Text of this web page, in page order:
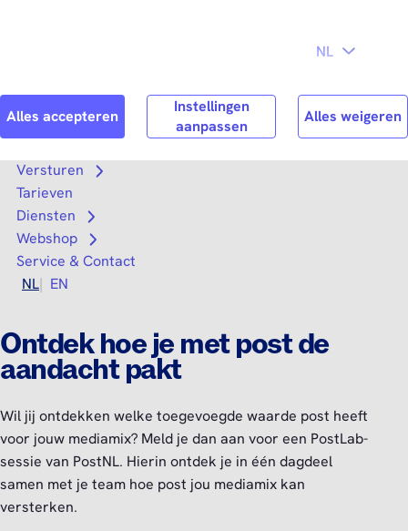
Search Zoek
Versturen
Open submenu
Tarieven
Diensten
Open submenu
Webshop
Open submenu
Service & Contact
NL
EN
Ontdek hoe je met post de
aandacht pakt
Wil jij ontdekken welke toegevoegde waarde post heeft
voor jouw mediamix? Meld je dan aan voor een PostLab-
sessie van PostNL. Hierin ontdek je in één dagdeel
samen met je team hoe post jou mediamix kan
versterken.